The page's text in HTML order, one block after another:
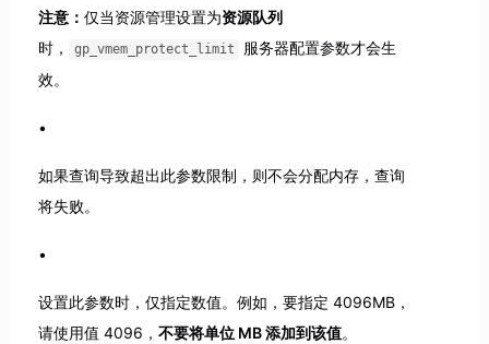
注意： 仅当资源管理设置为资源队列
时，
gp_vmem_protect_limit
服务器配置参数才会生
效。
如果查询导致超出此参数限制，则不会分配内存，查询
将失败。
设置此参数时，仅指定数值。例如，要指定 4096MB，
请使用值 4096， 不要将单位 MB 添加到该值。